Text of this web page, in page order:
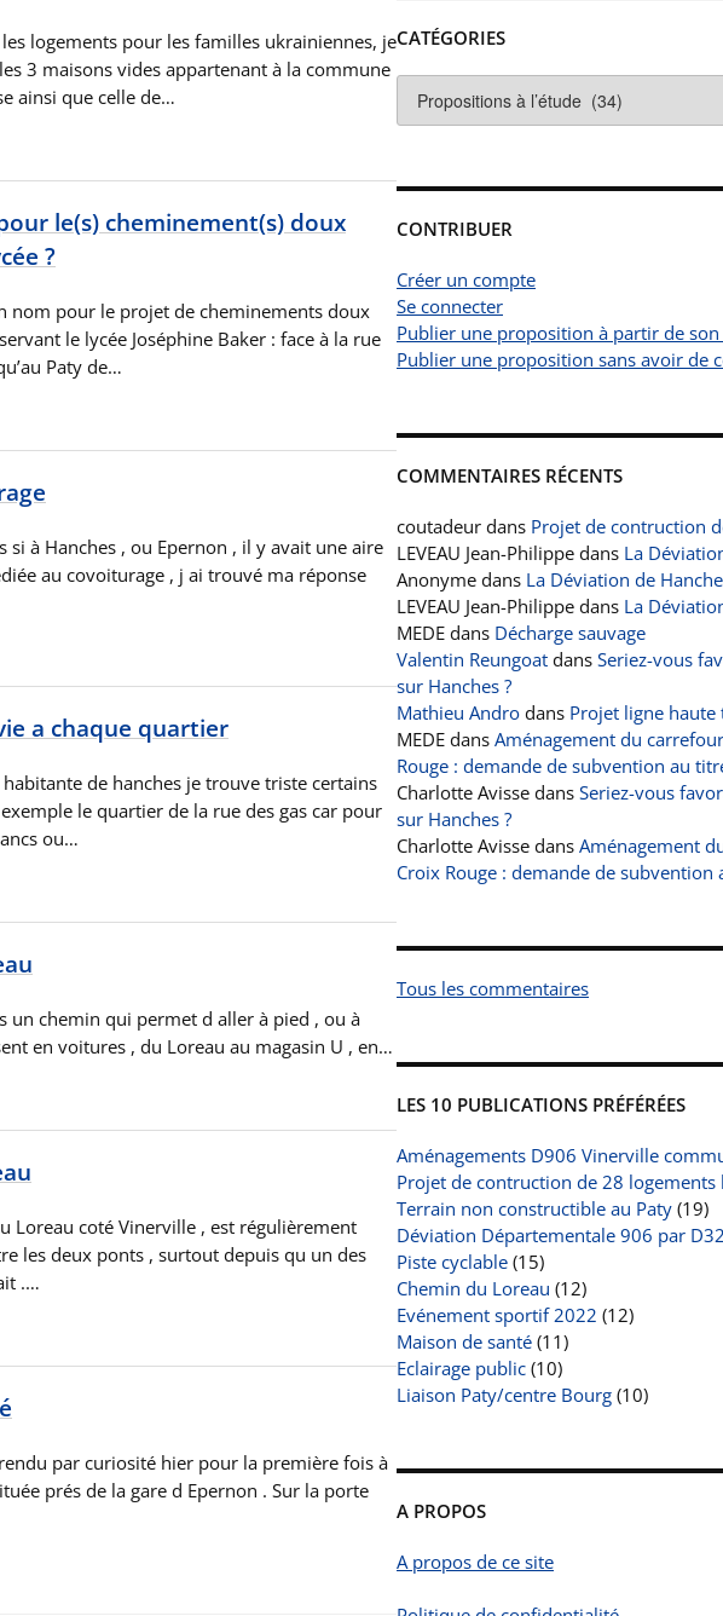
logements pour les familles ukrainiennes, je
3 maisons vides appartenant à la commune
ainsi que celle de…
le(s) cheminement(s) doux
?
nom pour le projet de cheminements doux
le lycée Joséphine Baker : face à la rue
Paty de…
si à Hanches , ou Epernon , il y avait une aire
au covoiturage , j ai trouvé ma réponse
a chaque quartier
de hanches je trouve triste certains
le quartier de la rue des gas car pour
ou…
un chemin qui permet d aller à pied , ou à
en voitures , du Loreau au magasin U , en…
Loreau coté Vinerville , est régulièrement
les deux ponts , surtout depuis qu un des
.…
par curiosité hier pour la première fois à
prés de la gare d Epernon . Sur la porte
CATÉGORIES
CONTRIBUER
Créer un compte
Se connecter
Publier une proposition à partir de
Publier une proposition sans avoir de
COMMENTAIRES RÉCENTS
coutadeur dans Projet de contruction
LEVEAU Jean-Philippe dans La
Anonyme dans La Déviation de
LEVEAU Jean-Philippe dans La
MEDE dans Décharge sauvage
Valentin Reungoat dans Seriez-vous
sur Hanches ?
Mathieu Andro dans Projet ligne haute
MEDE dans Aménagement du
Rouge : demande de subvention au
Charlotte Avisse dans Seriez-vous
sur Hanches ?
Charlotte Avisse dans Aménagement
Croix Rouge : demande de
Tous les commentaires
LES 10 PUBLICATIONS PRÉFÉRÉES
Aménagements D906 Vinerville
Projet de contruction de 28 logements
Terrain non constructible au Paty (19)
Déviation Départementale 906 par
Piste cyclable (15)
Chemin du Loreau (12)
Evénement sportif 2022 (12)
Maison de santé (11)
Eclairage public (10)
Liaison Paty/centre Bourg (10)
A PROPOS
A propos de ce site